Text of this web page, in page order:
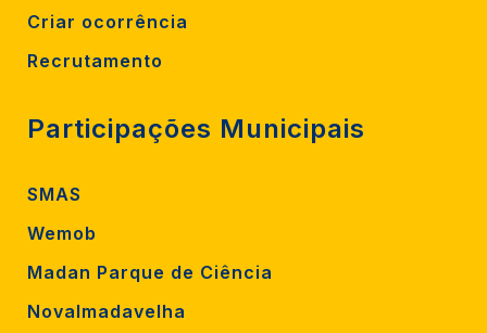
Criar ocorrência
Recrutamento
Participações Municipais
SMAS
Wemob
Madan Parque de Ciência
Novalmadavelha